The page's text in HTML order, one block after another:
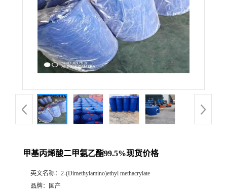
甲基丙烯酸二甲氨乙酯99.5%现货价格
英文名称： 2-(Dimethylamino)ethyl methacrylate
品牌：
国产